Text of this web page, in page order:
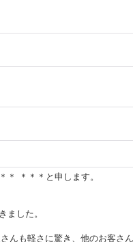
＊＊＊と申します。
ました。
んも軽さに驚き、他のお客さ